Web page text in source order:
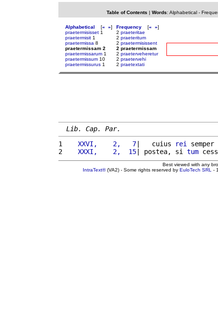
Table of Contents | Words: Alphabetical-
Alphabetical [« »]
praetermisisset 1
praetermisit 1
praetermissa 8
praetermissam 2
praetermissarum 1
praetermissum 10
praetermissurus 1
Frequency [« »]
2 praeteritae
2 praeteritum
2 praetermisissent
2 praetermissam
2 praeterveheretur
2 praetervehi
2 praetextati
Lib. Cap. Par.
1
   XXVI,    2,   7
|   cuius rei
2
   XXXI,    2,  15
| postea, si tum
Best viewed with any
IntraText®(VA2) - Some rights reserved by EuloTech SRL -